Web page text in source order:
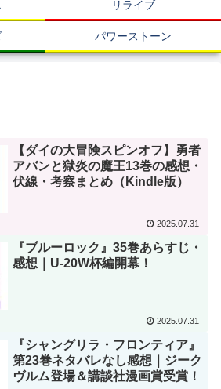
リライブ
パワーストーン
【ダイの大冒険スピンオフ】勇者
アバンと獄炎の魔王13巻の感想・
伏線・考察まとめ（Kindle版）
2025.07.31
『ブルーロック』35巻あらすじ・
感想｜U-20W杯編開幕！
2025.07.31
『シャングリラ・フロンティア』
第23巻ネタバレなし感想｜ジーク
ヴルム登場＆講談社漫画賞受賞！